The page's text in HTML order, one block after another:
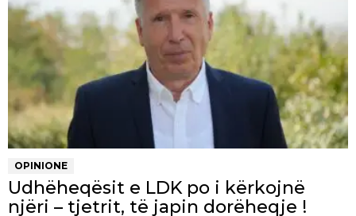
OPINIONE
Udhëheqësit e LDK po i kërkojnë
njëri – tjetrit, të japin dorëheqje !